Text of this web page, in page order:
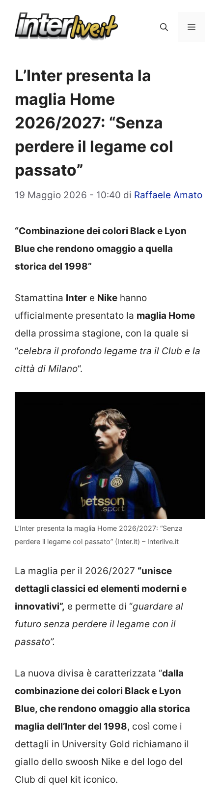
Menu
L’Inter presenta la
maglia Home
2026/2027: “Senza
perdere il legame col
passato”
19 Maggio 2026 - 10:40 di Raffaele Amato
“Combinazione dei colori Black e Lyon
Blue che rendono omaggio a quella
storica del 1998”
Stamattina Inter e Nike hanno
ufficialmente presentato la maglia Home
della prossima stagione, con la quale si
“celebra il profondo legame tra il Club e la
città di Milano“.
L’Inter presenta la maglia Home 2026/2027: “Senza
perdere il legame col passato” (Inter.it) – Interlive.it
La maglia per il 2026/2027 “unisce
dettagli classici ed elementi moderni e
innovativi”, e permette di “guardare al
futuro senza perdere il legame con il
passato”.
La nuova divisa è caratterizzata “dalla
combinazione dei colori Black e Lyon
Blue, che rendono omaggio alla storica
maglia dell’Inter del 1998, così come i
dettagli in University Gold richiamano il
giallo dello swoosh Nike e del logo del
Club di quel kit iconico.